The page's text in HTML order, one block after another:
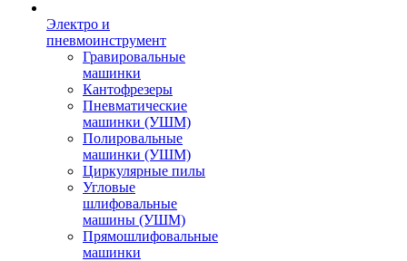
Электро и
пневмоинструмент
Гравировальные
машинки
Кантофрезеры
Пневматические
машинки (УШМ)
Полировальные
машинки (УШМ)
Циркулярные пилы
Угловые
шлифовальные
машины (УШМ)
Прямошлифовальные
машинки